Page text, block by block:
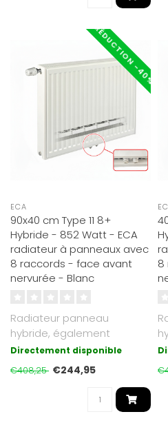
RÉDUCTION -40%
ECA
90x40 cm Type 11 8+
Hybride - 852 Watt - ECA
radiateur à panneaux avec
8 raccords - face avant
nervurée - Blanc
Radiateur panneau
hybride, également
adapté basse
température. Jusqu’à 30 ..
Directement disponible
€408,25 €244,95
8